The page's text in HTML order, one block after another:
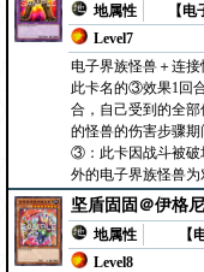
地属性
【
Level7
电子界族怪兽＋连接
此卡名的③效果1回
合，自己受到的全
的怪兽的伤害步骤期
③：此卡因战斗被破
外的电子界族怪兽为
坚盾固固＠伊格
地属性
【
Level8